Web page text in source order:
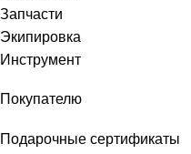
Запчасти
Экипировка
Инструмент
Покупателю
Подарочные сертификаты